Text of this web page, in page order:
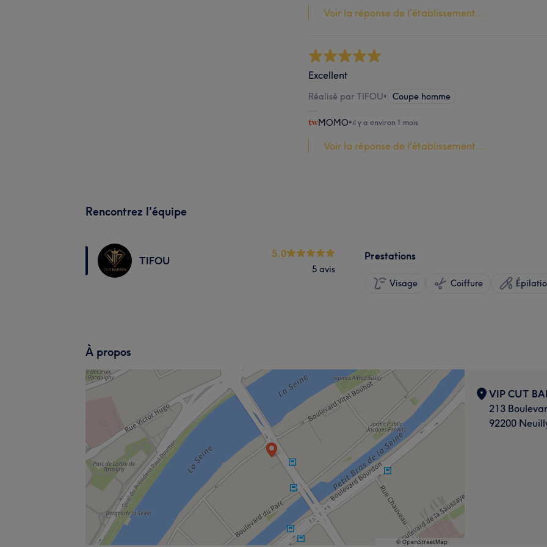
Voir la réponse de l'établissement...
Excellent
Réalisé par TIFOU• Coupe homme
MOMO•il y a environ 1 mois
Voir la réponse de l'établissement...
Rencontrez l'équipe
TIFOU
5.0
5 avis
Prestations
Visage Coiffure
À propos
VIP CUT
213
92200